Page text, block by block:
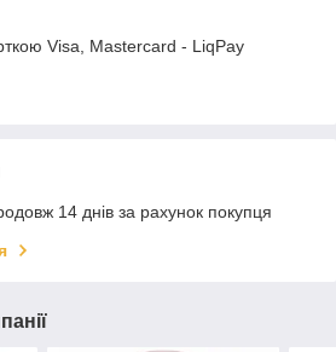
Visa, Mastercard - LiqPay
14 днів за рахунок покупця